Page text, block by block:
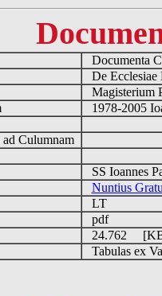
Documenta
De
Magisterium
1978-2005
Culumnam
SS Ioannes
Nuntius
LT
pdf
24.762
Tabulas ex